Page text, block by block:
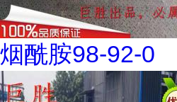
烟酰胺98-92-0